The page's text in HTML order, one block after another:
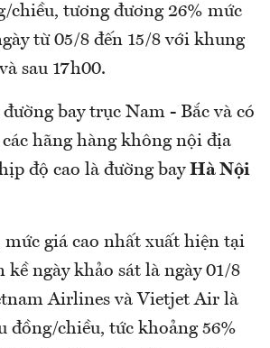
chiều, tương đương 26% mức
từ 05/8 đến 15/8 với khung
sau 17h00.
bay trục Nam - Bắc và có
hãng hàng không nội địa
độ cao là đường bay Hà Nội
giá cao nhất xuất hiện tại
kề ngày khảo sát là ngày 01/8
Airlines và Vietjet Air là
đồng/chiều, tức khoảng 56%